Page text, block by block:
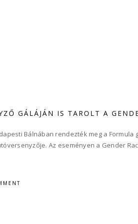
GÁLÁJÁN IS TAROLT A
Bálnában rendezték meg a
Az eseményen a Gender